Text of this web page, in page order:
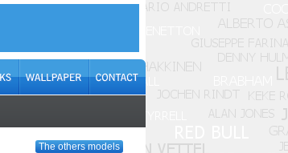
The others models